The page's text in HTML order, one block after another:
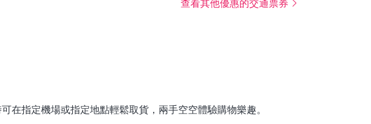
查看其他優惠的交通票券
指定機場或指定地點輕鬆取貨，兩手空空體驗購物樂趣。